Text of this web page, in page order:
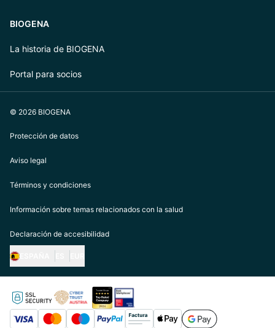
BIOGENA
La historia de BIOGENA
Portal para socios
© 2026 BIOGENA
Protección de datos
Aviso legal
Términos y condiciones
Información sobre temas relacionados con la salud
Declaración de accesibilidad
https://biogena.com/de-at
https://biogena.com/de-de
https://biogena.com/de-ch
https://biogena.com/it-it